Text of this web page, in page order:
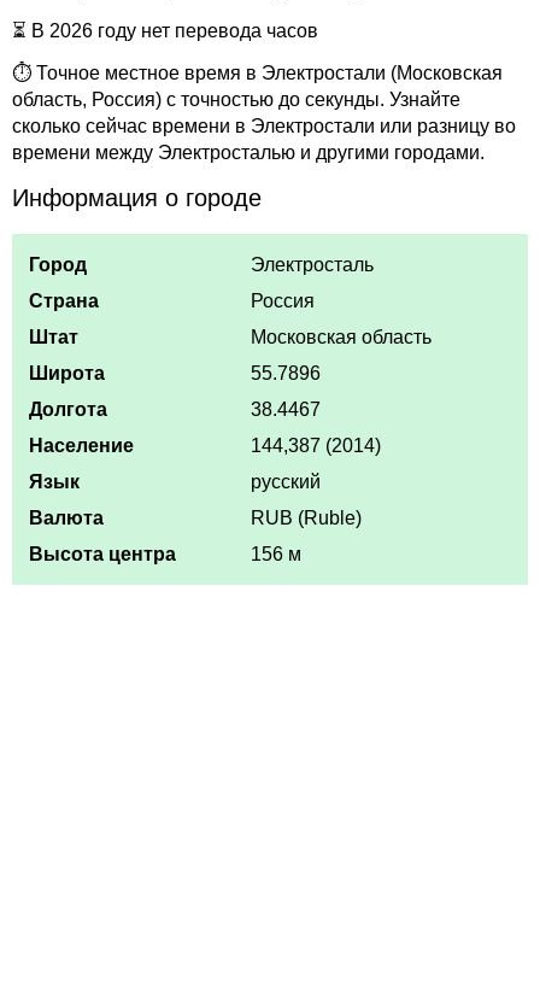
⏳ В 2026 году нет перевода часов
⏱ Точное местное время в Электростали (Московская
область, Россия) с точностью до секунды. Узнайте
сколько сейчас времени в Электростали или разницу во
времени между Электросталью и другими городами.
Информация о городе
Город
Электросталь
Страна
Россия
Штат
Московская область
Широта
55.7896
Долгота
38.4467
Население
144,387 (2014)
Язык
русский
Валюта
RUB (Ruble)
Высота центра
156 м